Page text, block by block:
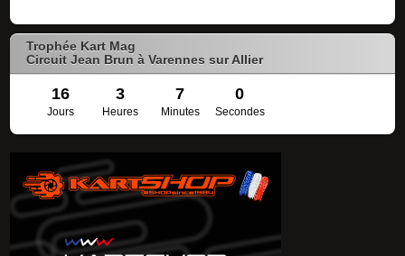
Trophée Kart Mag
Circuit Jean Brun à Varennes sur Allier
16 3 7 0
Jours Heures Minutes Secondes